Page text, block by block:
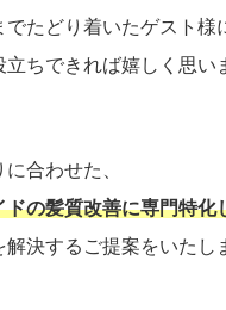
でたどり着いたゲスト様
ちできれば嬉しく思い
合わせた、
ドの髪質改善に専門特化
決するご提案をいたし